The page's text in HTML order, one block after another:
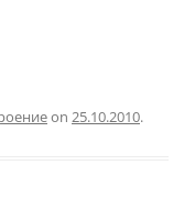
on 25.10.2010.